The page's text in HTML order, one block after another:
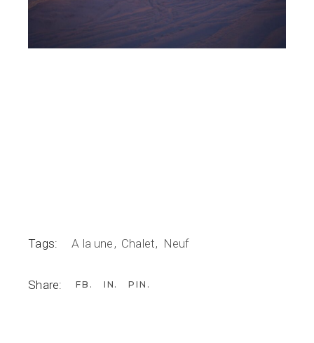
Tags: A la une Chalet Neuf
Share: FB IN PIN